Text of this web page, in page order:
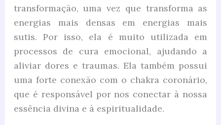
transformação, uma vez que transforma as
energias mais densas em energias mais
sutis. Por isso, ela é muito utilizada em
processos de cura emocional, ajudando a
aliviar dores e traumas. Ela também possui
uma forte conexão com o chakra coronário,
que é responsável por nos conectar à nossa
essência divina e à espiritualidade.